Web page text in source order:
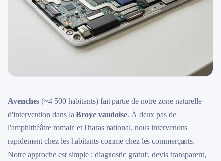
Avenches (~4 500 habitants) fait partie de notre zone naturelle
d'intervention dans la Broye vaudoise. À deux pas de
l'amphithéâtre romain et l'haras national, nous intervenons
rapidement chez les habitants comme chez les commerçants.
Notre approche est simple : diagnostic gratuit, devis transparent,